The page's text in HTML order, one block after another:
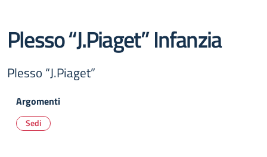
Plesso “J.Piaget” Infanzia
Plesso “J.Piaget”
Argomenti
Sedi